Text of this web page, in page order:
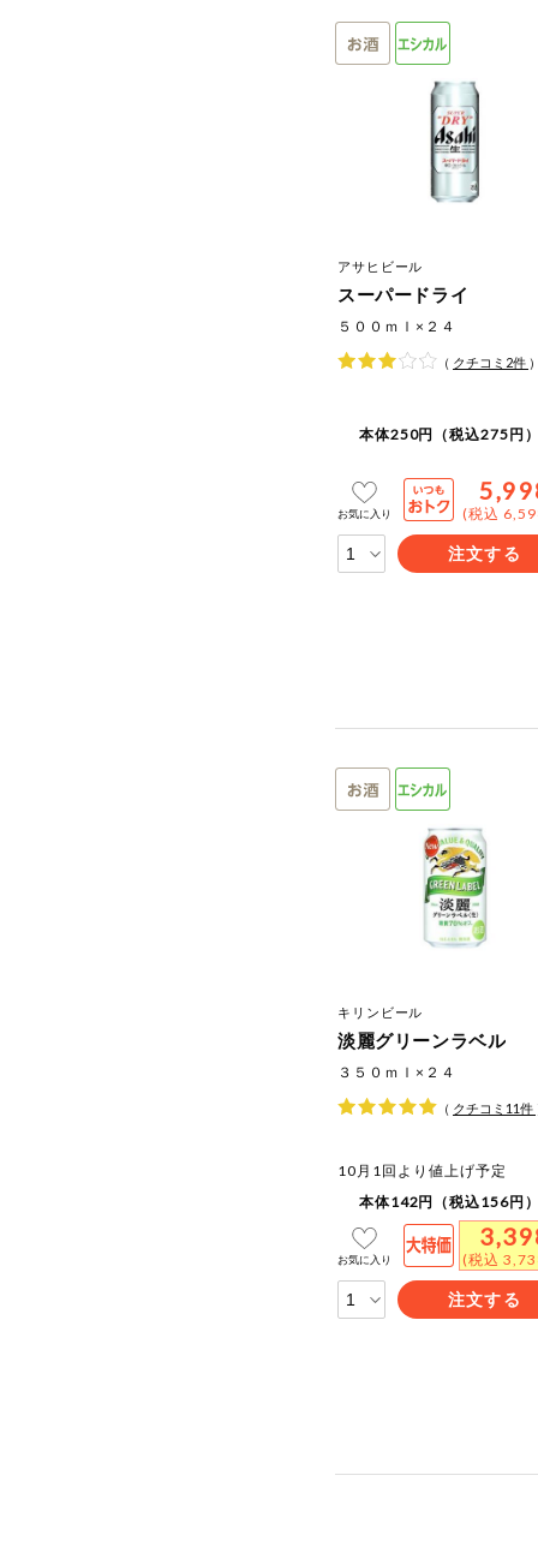
アサヒビール
スーパードライ
５００ｍｌ×２４
（ クチコミ 2件
本体250円（税込275円
お気に入り (税込
注文する
キリンビール
淡麗グリーンラベル
３５０ｍｌ×２４
（ クチコミ 11件
10月1回より値上げ予定
本体142円（税込156円
お気に入り (税込
注文する